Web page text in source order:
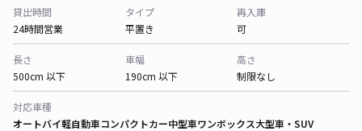
貸出時間
24時間営業
タイプ
平置き
再入庫
可
長さ
500cm 以下
車幅
190cm 以下
高さ
制限なし
対応車種
オートバイ軽自動車コンパクトカー中型車ワンボックス大型車・SUV